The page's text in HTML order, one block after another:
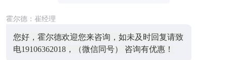
霍尔德：崔经理
您好，霍尔德欢迎您来咨询，如未及时回复请致
电19106362018，（微信同号） 咨询有优惠！